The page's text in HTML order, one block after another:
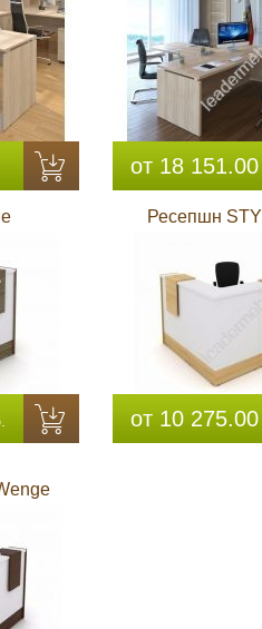
от 18 151.00
Ресепшн
от 10 275.00